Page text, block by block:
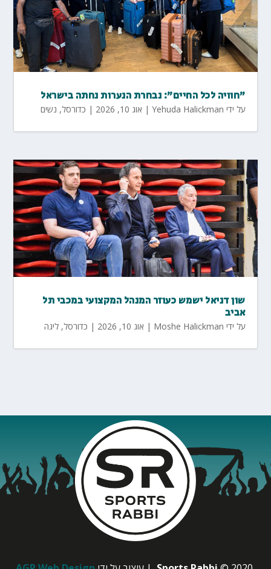
"חוויה לכל החיים": נבחרת הנערות נחתה בישראל
על ידי Yehuda Halickman
| אוג 10, 2026 | כדורסל, נשים
שון דניאל ישמש כעוזר המנהל המקצועי במכבי תל
אביב
על ידי Moshe Halickman
| אוג 10, 2026 | כדורסל,ליגה